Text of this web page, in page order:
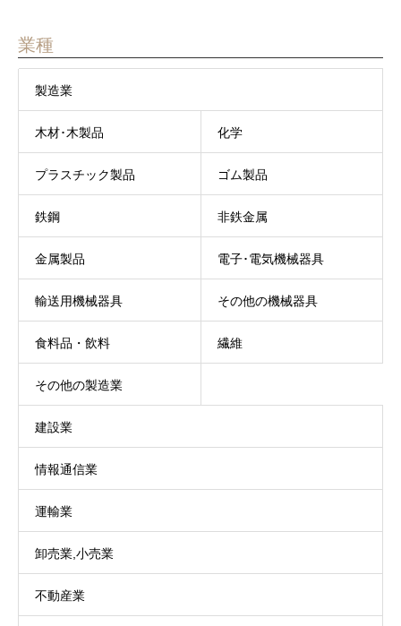
業種
製造業
木材･木製品 化学
プラスチック製品 ゴム製品
鉄鋼 非鉄金属
金属製品 電子･電気機械器具
輸送用機械器具 その他の機械器具
食料品・飲料 繊維
その他の製造業
建設業
情報通信業
運輸業
卸売業,小売業
不動産業